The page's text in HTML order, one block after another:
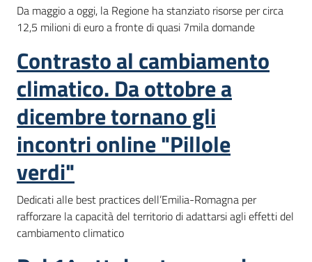
Da maggio a oggi, la Regione ha stanziato risorse per circa
12,5 milioni di euro a fronte di quasi 7mila domande
Contrasto al cambiamento
climatico. Da ottobre a
dicembre tornano gli
incontri online "Pillole
verdi"
Dedicati alle best practices dell’Emilia-Romagna per
rafforzare la capacità del territorio di adattarsi agli effetti del
cambiamento climatico